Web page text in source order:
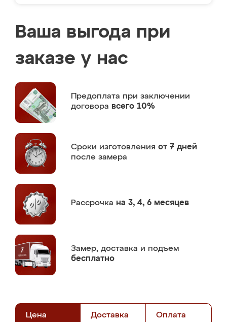
Ваша выгода при
заказе у нас
Предоплата при заключении
договора всего 10%
Сроки изготовления от 7 дней
после замера
Рассрочка на 3, 4, 6 месяцев
Замер, доставка и подъем
бесплатно
Цена Доставка Оплата